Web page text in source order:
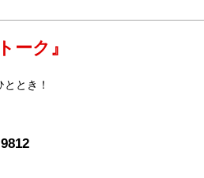
ーク』
とき！